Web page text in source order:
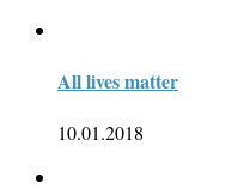
All lives matter
10.01.2018